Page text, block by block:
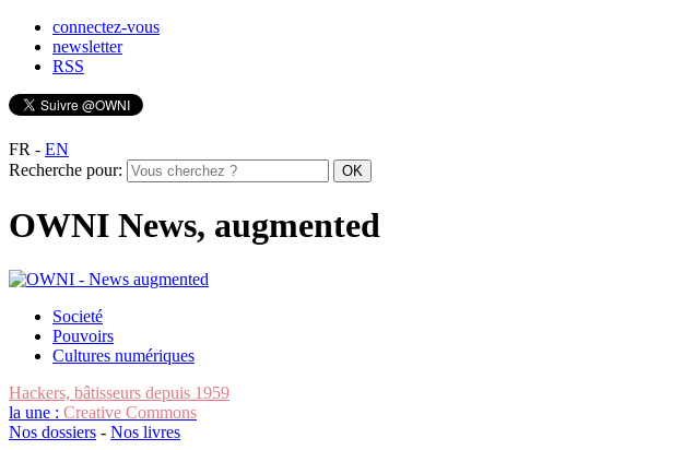
connectez-vous
newsletter
RSS
FR - EN
Recherche pour:
OWNI News, augmented
Societé
Pouvoirs
Cultures numériques
Hackers, bâtisseurs depuis 1959
la une : Creative Commons
Nos dossiers - Nos livres